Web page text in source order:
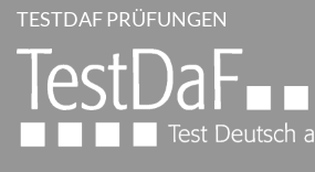
TESTDAF PRÜFUNGEN